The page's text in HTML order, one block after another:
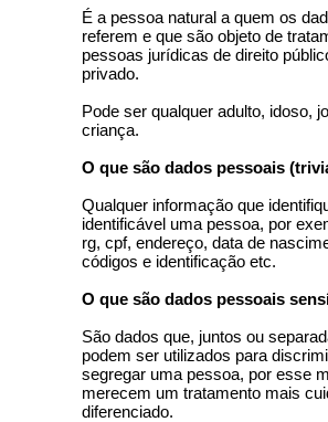
É a pessoa natural a quem os
referem e que são objeto de
pessoas jurídicas de direito
privado.
Pode ser qualquer adulto, idoso,
criança.
O que são dados pessoais
Qualquer informação que
identificável uma pessoa, por
rg, cpf, endereço, data de
códigos e identificação etc.
O que são dados pessoais
São dados que, juntos ou
podem ser utilizados para
segregar uma pessoa, por esse
merecem um tratamento mais
diferenciado.